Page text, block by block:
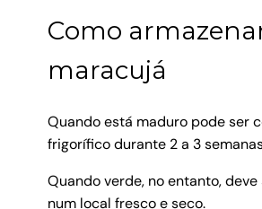
Como
maracujá
Quando está maduro pode ser
frigorífico durante 2 a 3
Quando verde, no entanto,
num local fresco e seco.